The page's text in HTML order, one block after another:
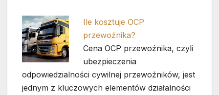
Ile kosztuje OCP
przewoźnika?
Cena OCP przewoźnika, czyli
ubezpieczenia
odpowiedzialności cywilnej przewoźników, jest
jednym z kluczowych elementów działalności